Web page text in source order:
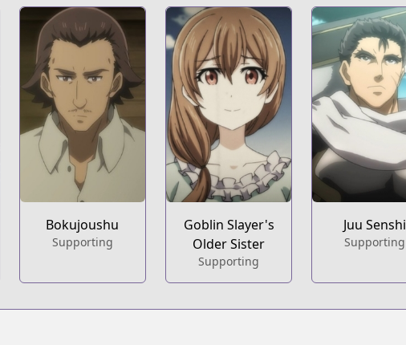
Bokujoushu
Supporting
Goblin Slayer's
Older Sister
Supporting
Juu Senshi
Supporting